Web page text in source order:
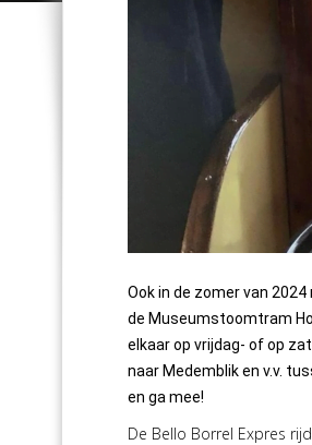
Ook in de zomer van
de Museumstoomtram
elkaar op vrijdag- of op
naar Medemblik en v.v.
en ga mee!
De Bello Borrel Expres